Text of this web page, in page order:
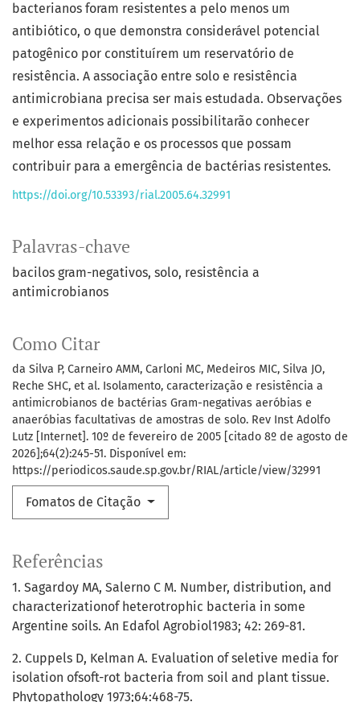
Palavras-chave
bacilos gram-negativos solo resistência a
antimicrobianos
Como Citar
da Silva P, Carneiro AMM, Carloni MC, Medeiros MIC, Silva JO,
Reche SHC, et al. Isolamento, caracterização e resistência a
antimicrobianos de bactérias Gram-negativas aeróbias e
anaeróbias facultativas de amostras de solo. Rev Inst Adolfo
Lutz [Internet]. 10º de fevereiro de 2005 [citado 8º de agosto de
2026];64(2):245-51. Disponível em:
https://periodicos.saude.sp.gov.br/RIAL/article/view/32991
Fomatos de Citação
bacterianos foram resistentes a pelo menos um
antibiótico, o que demonstra considerável potencial
patogênico por constituírem um reservatório de
resistência. A associação entre solo e resistência
antimicrobiana precisa ser mais estudada. Observações
e experimentos adicionais possibilitarão conhecer
melhor essa relação e os processos que possam
contribuir para a emergência de bactérias resistentes.
https://doi.org/10.53393/rial.2005.64.32991
Referências
1. Sagardoy MA, Salerno C M. Number, distribution, and
characterizationof heterotrophic bacteria in some
Argentine soils. An Edafol Agrobiol1983; 42: 269-81.
2. Cuppels D, Kelman A. Evaluation of seletive media for
isolation ofsoft-rot bacteria from soil and plant tissue.
Phytopathology 1973;64:468-75.